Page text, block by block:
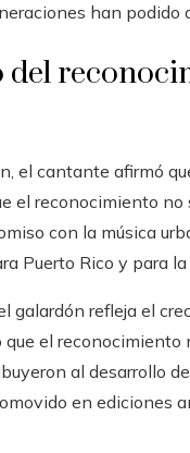
han podido
del
el cantante afirmó
el reconocimiento
con la música
Puerto Rico y para
galardón refleja el
que el
al desarrollo
en ediciones